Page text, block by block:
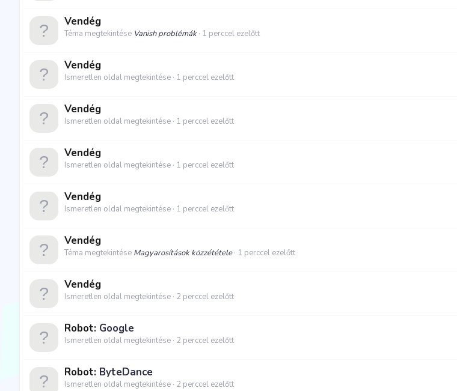
Vendég
Téma megtekintése Vanish problémák 1 perccel ezelőtt
Vendég
Ismeretlen oldal megtekintése 1 perccel ezelőtt
Vendég
Ismeretlen oldal megtekintése 1 perccel ezelőtt
Vendég
Ismeretlen oldal megtekintése 1 perccel ezelőtt
Vendég
Ismeretlen oldal megtekintése 1 perccel ezelőtt
Vendég
Téma megtekintése Magyarosítások közzététele 1 perccel ezelőtt
Vendég
Ismeretlen oldal megtekintése 2 perccel ezelőtt
Robot: Google
Ismeretlen oldal megtekintése 2 perccel ezelőtt
Robot: ByteDance
Ismeretlen oldal megtekintése 2 perccel ezelőtt